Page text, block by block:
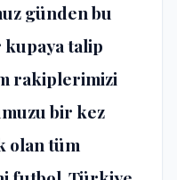
günden bu
kupaya talip
rakiplerimizi
bir kez
olan tüm